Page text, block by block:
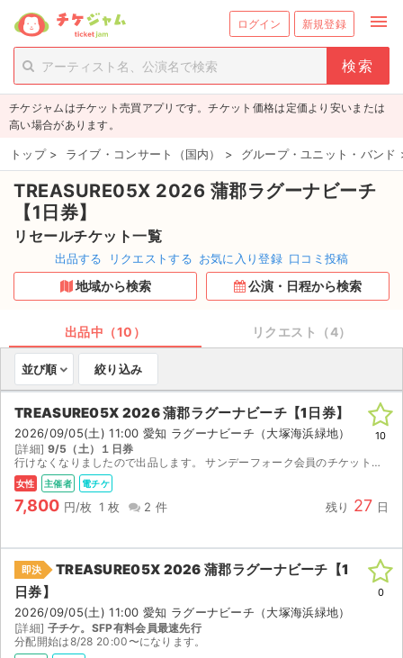
ログイン 新規登録 menu
person_add 新規会員登録
チケットを探す
新着チケット
値下げしたチケット
都道府県からチケットを探す
もうすぐ開催のチケット
取扱チケット
ライブ・コンサート（国内）
ライブ・コンサート（海外）
イベント
スポーツ
演劇・ミュージカル
ご利用ガイド
ご利用ガイド
チケジャムはチケット売買アプリです。チケット価格は定価より安いまたは
高い場合があります。
トップ > ライブ・コンサート（国内） > グループ・ユニット・バンド
TREASURE05X 2026 蒲郡ラグーナビーチ
【1日券】
リセールチケット一覧
出品する リクエストする お気に入り登録 口コミ投稿
地域から検索 公演・日程から検索
出品中（10） リクエスト（4）
並び順 絞り込み
TREASURE05X 2026 蒲郡ラグーナビーチ【1日券】
2026/09/05(土) 11:00 愛知 ラグーナビーチ（大塚海浜緑地）
[詳細] 9/5（土）１日券
行けなくなりましたので出品します。 サンデーフォーク会員のチケットです。 親チケなのでアカウントを、お貸しします。 入場しリストバンド交換後、アプリの削除にてアカウントの返却をお約束いただけ...
女性 主催者 電チケ
7,800 円/枚 1 枚 2 件 残り 27 日
10
即決
TREASURE05X 2026 蒲郡ラグーナビーチ【1
日券】
2026/09/05(土) 11:00 愛知 ラグーナビーチ（大塚海浜緑地）
[詳細] 子チケ。SFP有料会員最速先行
分配開始は8/28 20:00〜になります。
0